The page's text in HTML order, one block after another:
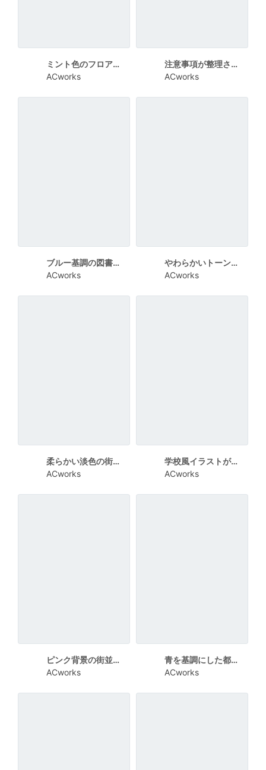
ミント色のフロアマップ付き利用案内チラシ
ACworks
注意事項が整理された図書館利用マナーチラシ
ACworks
ブルー基調の図書館マップ案内チラシ
ACworks
やわらかいトーンのプリンター利用案内チラシ
ACworks
柔らかい淡色の街並みイラストを使った講座チラシ
ACworks
学校風イラストが親しみやすい住民説明会チラシ
ACworks
ピンク背景の街並みパースが特徴のグランドデザイン説明会チラシ
ACworks
青を基調にした都市模型イラストの基本構想説明会チラシ
ACworks